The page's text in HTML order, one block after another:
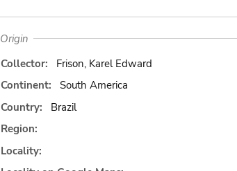
Origin
Collector:
Frison, Karel Edward
Continent:
South America
Country:
Brazil
Region:
Locality: